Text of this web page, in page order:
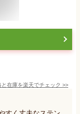
と在庫を楽天でチェック >>